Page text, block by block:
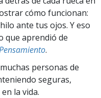
cómo funcionan:
ante tus ojos. Y eso
que aprendió de
.
personas de
seguras,
la vida.